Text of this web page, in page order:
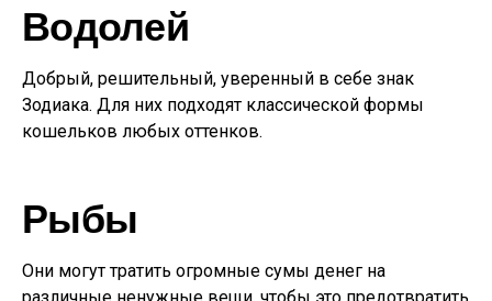
Водолей
Добрый, решительный, уверенный в себе знак
Зодиака. Для них подходят классической формы
кошельков любых оттенков.
Рыбы
Они могут тратить огромные сумы денег на